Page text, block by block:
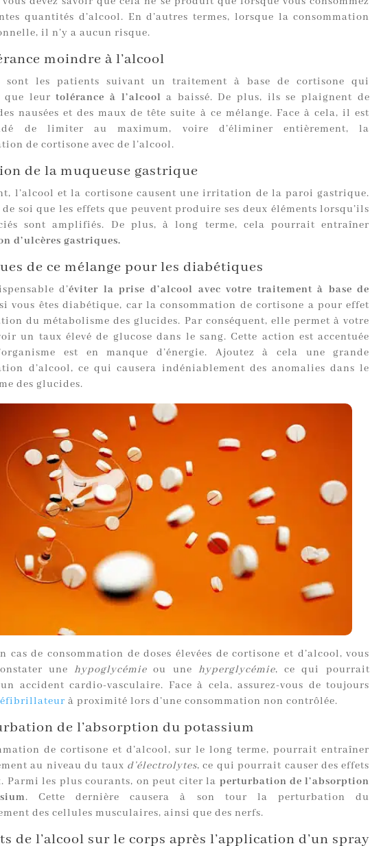
quantités d’alcool. En d’autres termes, lorsque la consommation
il n’y a aucun risque.
moindre à l’alcool
sont les patients suivant un traitement à base de cortisone qui
que leurtolérance à l’alcool a baissé. De plus, ils se plaignent de
nausées et des maux de tête suite à ce mélange. Face à cela, il est
de limiter au maximum, voire d’éliminer entièrement, la
de cortisone avec de l’alcool.
de la muqueuse gastrique
l’alcool et la cortisone causent une irritation de la paroi gastrique.
soi que les effets que peuvent produire ses deux éléments lorsqu’ils
sont amplifiés. De plus, à long terme, cela pourrait entraîner
d’ulcères gastriques.
de ce mélange pour les diabétiques
d’éviter la prise d’alcool avec votre traitement à base de
si vous êtes diabétique, car la consommation de cortisone a pour effet
du métabolisme des glucides. Par conséquent, elle permet à votre
un taux élevé de glucose dans le sang. Cette action est accentuée
est en manque d’énergie. Ajoutez à cela une grande
d’alcool, ce qui causera indéniablement des anomalies dans le
des glucides.
cas de consommation de doses élevées de cortisone et d’alcool, vous
unehypoglycémieou une hyperglycémie, ce qui pourrait
accident cardio-vasculaire. Face à cela, assurez-vous de toujours
à proximité lors d’une consommation non contrôlée.
de l’absorption du potassium
de cortisone et d’alcool, sur le long terme, pourrait entraîner
au niveau du taux d’électrolytes, ce qui pourrait causer des effets
Parmi les plus courants, on peut citer la perturbation de l’absorption
. Cette dernière causera à son tour la perturbation du
des cellules musculaires, ainsi que des nerfs.
de l’alcool sur le corps après l’application d’un spray